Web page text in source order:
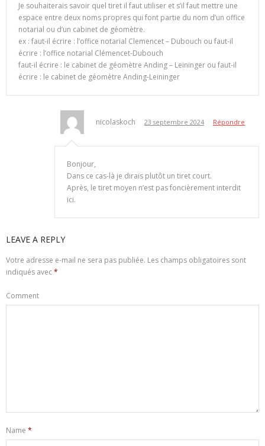
Je souhaiterais savoir quel tiret il faut utiliser et s’il faut mettre une
espace entre deux noms propres qui font partie du nom d’un office
notarial ou d’un cabinet de géomètre.
ex : faut-il écrire : l’office notarial Clemencet – Dubouch ou faut-il
écrire : l’office notarial Clémencet-Dubouch
faut-il écrire : le cabinet de géomètre Anding – Leininger ou faut-il
écrire : le cabinet de géomètre Anding-Leininger
nicolaskoch 23 septembre 2024 Répondre
Bonjour,
Dans ce cas-là je dirais plutôt un tiret court.
Après, le tiret moyen n’est pas foncièrement interdit
ici.
LEAVE A REPLY
Votre adresse e-mail ne sera pas publiée. Les champs obligatoires sont
indiqués avec*
Comment
Name *